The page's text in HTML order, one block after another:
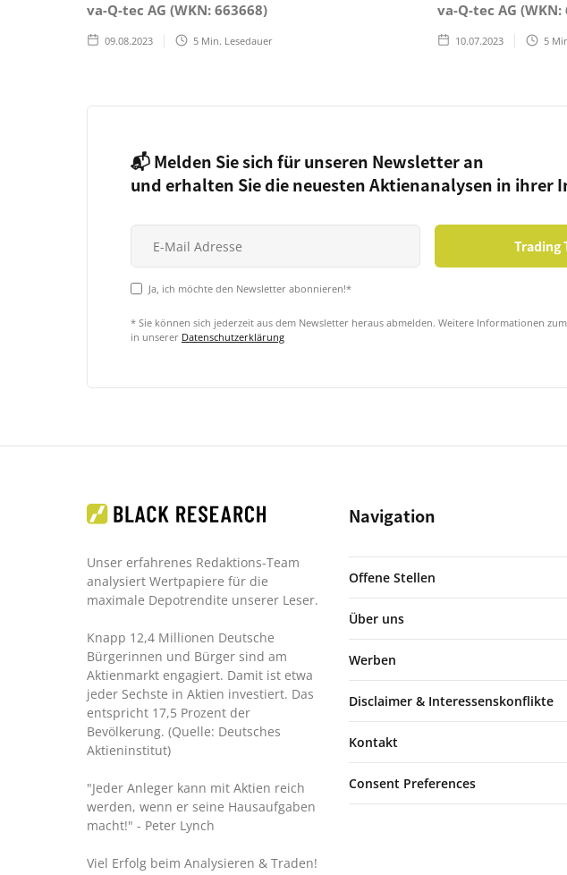
va-Q-tec AG (WKN: 663668)
09.08.2023 5 Min. Lesedauer
va-Q-tec AG (WKN:
10.07.2023 5
📬 Melden Sie sich für unseren Newsletter an
und erhalten Sie die neuesten Aktienanalysen in ihrer
Ja, ich möchte den Newsletter abonnieren!*
* Sie können sich jederzeit aus dem Newsletter heraus abmelden. Weitere Informationen
in unserer Datenschutzerklärung
Unser erfahrenes Redaktions-Team
analysiert Wertpapiere für die
maximale Depotrendite unserer Leser.
Knapp 12,4 Millionen Deutsche
Bürgerinnen und Bürger sind am
Aktienmarkt engagiert. Damit ist etwa
jeder Sechste in Aktien investiert. Das
entspricht 17,5 Prozent der
Bevölkerung. (Quelle: Deutsches
Aktieninstitut)
"Jeder Anleger kann mit Aktien reich
werden, wenn er seine Hausaufgaben
macht!" - Peter Lynch
Viel Erfolg beim Analysieren & Traden!
Navigation
Offene Stellen
Über uns
Werben
Disclaimer & Interessenskonflikte
Kontakt
Consent Preferences